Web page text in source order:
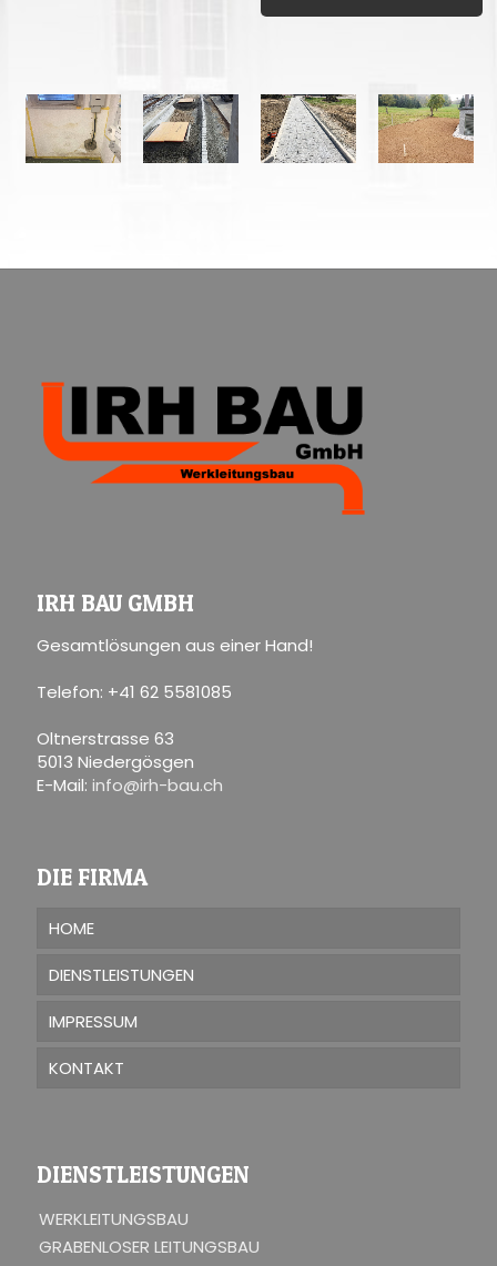
IRH BAU GMBH
Gesamtlösungen aus einer Hand!
Telefon: +41 62 5581085
Oltnerstrasse 63
5013 Niedergösgen
E-Mail: info@irh-bau.ch
DIE FIRMA
HOME
DIENSTLEISTUNGEN
IMPRESSUM
KONTAKT
DIENSTLEISTUNGEN
WERKLEITUNGSBAU
GRABENLOSER LEITUNGSBAU